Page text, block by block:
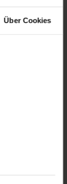
Über Cookies